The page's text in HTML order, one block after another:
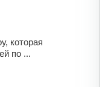
которая
по ...